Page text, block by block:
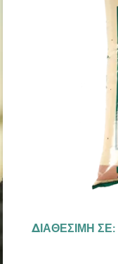
ΔΙΑΘΈΣΙΜΗ ΣΕ